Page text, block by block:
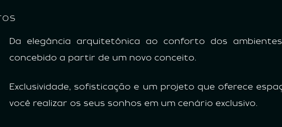
Da elegância arquitetônica ao conforto dos
concebido a partir de um novo conceito.
Exclusividade, sofisticação e um projeto que oferece
você realizar os seus sonhos em um cenário exclusivo.